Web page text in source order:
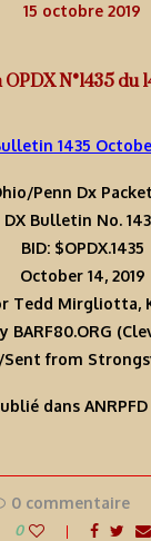
15 octobre 2019
N°1435 du
1435
Penn Dx
DX Bulletin No.
BID: $OPDX.1435
October 14, 2019
Tedd Mirgliotta,
BARF80.ORG
from
dans ANRPFD
0 commentaire
0